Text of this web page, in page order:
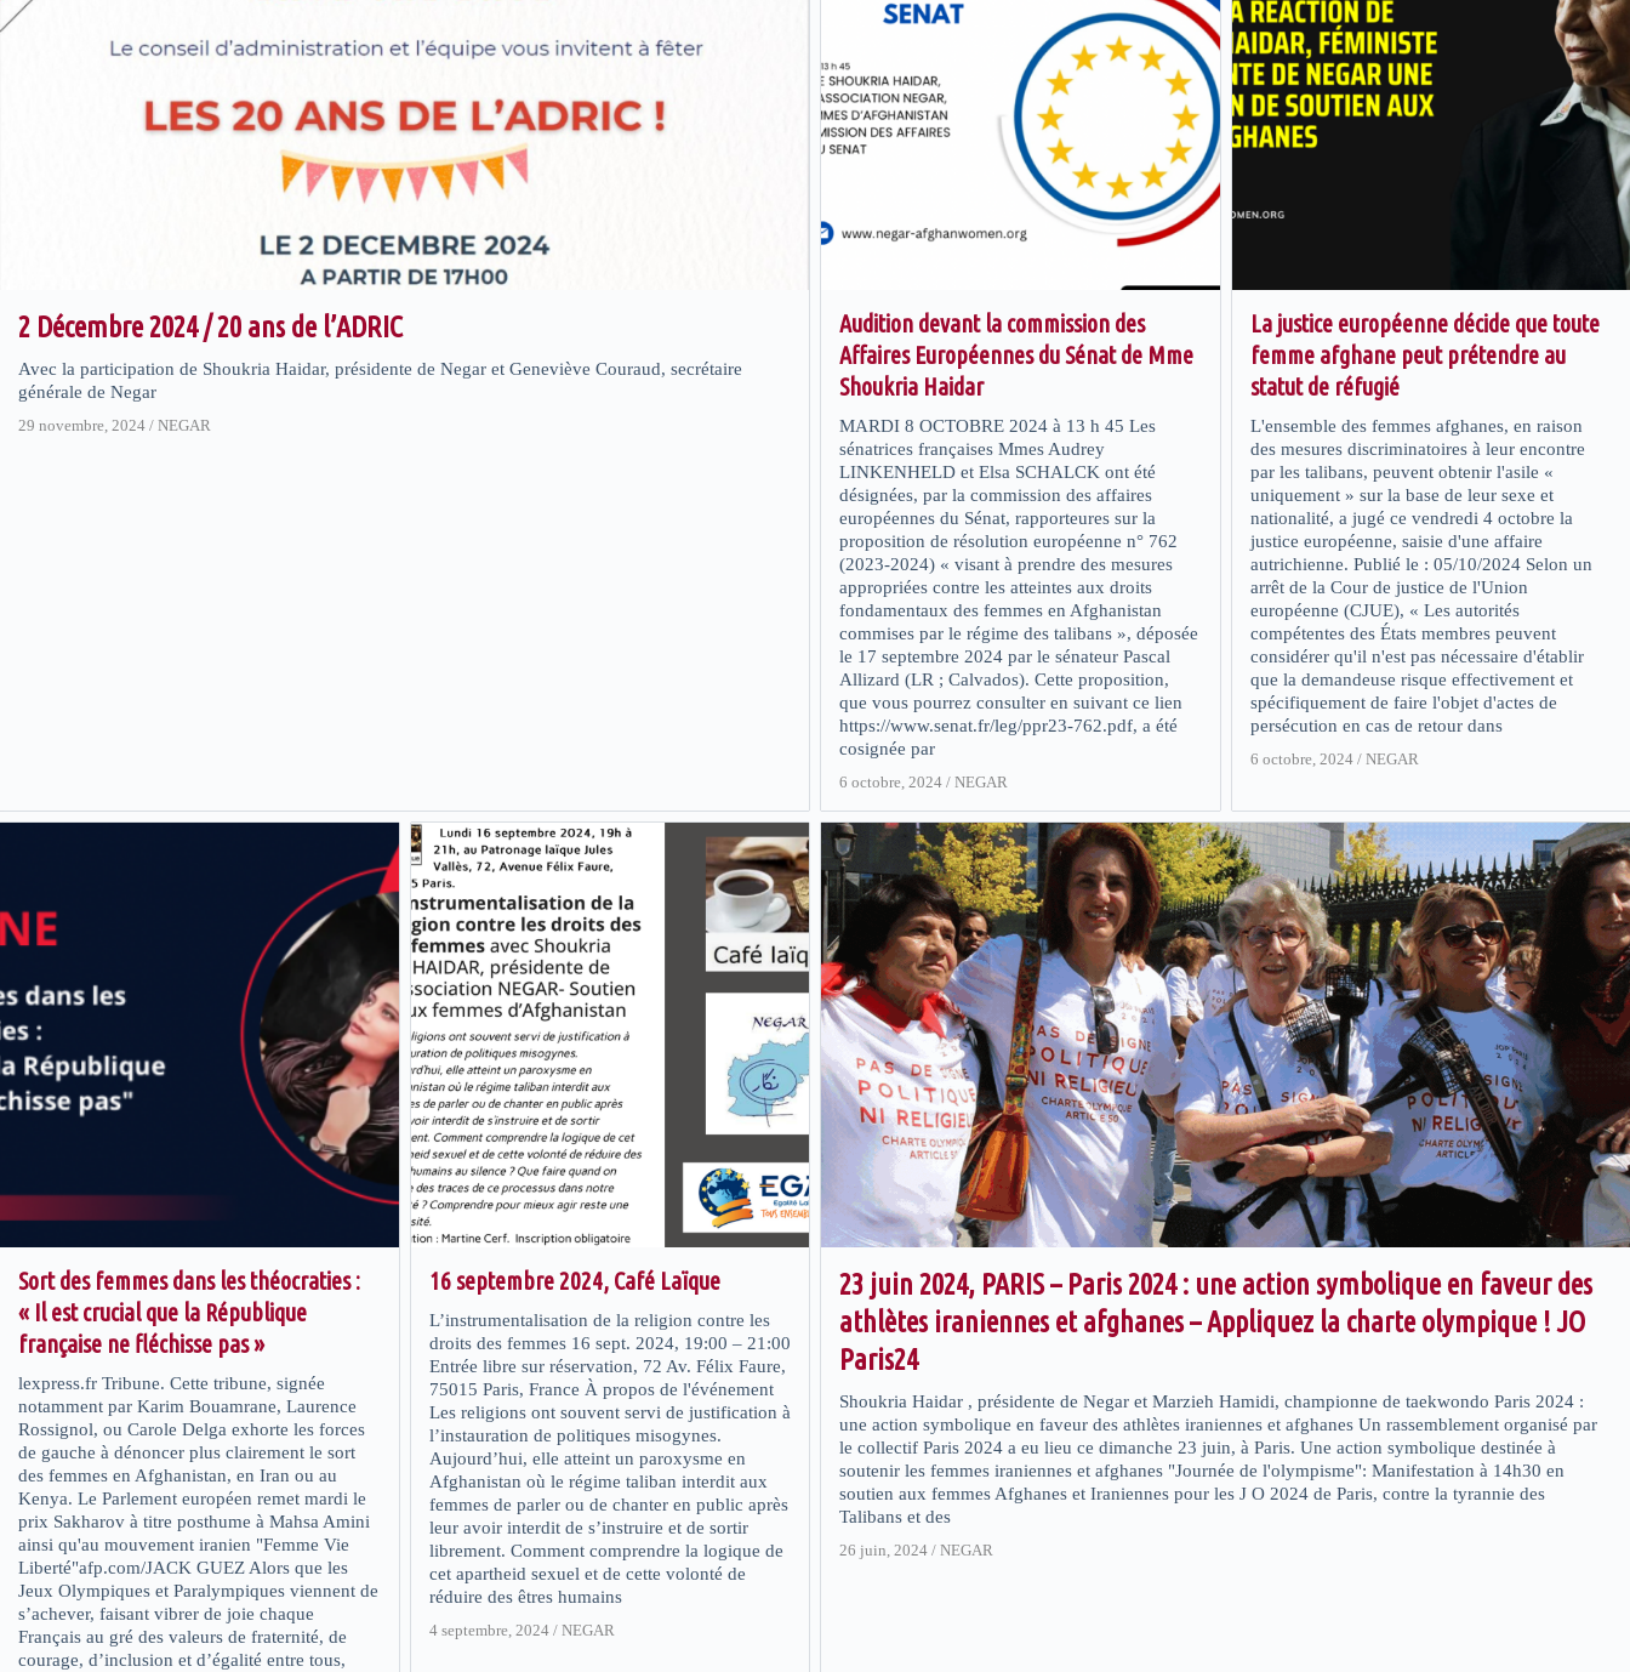
2 Décembre 2024 / 20 ans de l’ADRIC
Avec la participation de Shoukria Haidar, présidente de Negar et Geneviève Couraud, secrétaire
générale de Negar
29 novembre, 2024 / NEGAR
Audition devant la commission des
Affaires Européennes du Sénat de Mme
Shoukria Haidar
MARDI 8 OCTOBRE 2024 à 13 h 45 Les
sénatrices françaises Mmes Audrey
LINKENHELD et Elsa SCHALCK ont été
désignées, par la commission des affaires
européennes du Sénat, rapporteures sur la
proposition de résolution européenne n° 762
(2023-2024) « visant à prendre des mesures
appropriées contre les atteintes aux droits
fondamentaux des femmes en Afghanistan
commises par le régime des talibans », déposée
le 17 septembre 2024 par le sénateur Pascal
Allizard (LR ; Calvados). Cette proposition,
que vous pourrez consulter en suivant ce lien
https://www.senat.fr/leg/ppr23-762.pdf, a été
cosignée par
6 octobre, 2024 / NEGAR
La justice européenne décide que toute
femme afghane peut prétendre au
statut de réfugié
L'ensemble des femmes afghanes, en raison
des mesures discriminatoires à leur encontre
par les talibans, peuvent obtenir l'asile «
uniquement » sur la base de leur sexe et
nationalité, a jugé ce vendredi 4 octobre la
justice européenne, saisie d'une affaire
autrichienne. Publié le : 05/10/2024 Selon un
arrêt de la Cour de justice de l'Union
européenne (CJUE), « Les autorités
compétentes des États membres peuvent
considérer qu'il n'est pas nécessaire d'établir
que la demandeuse risque effectivement et
spécifiquement de faire l'objet d'actes de
persécution en cas de retour dans
6 octobre, 2024/ NEGAR
Sort des femmes dans les théocraties :
« Il est crucial que la République
française ne fléchisse pas »
lexpress.fr Tribune. Cette tribune, signée
notamment par Karim Bouamrane, Laurence
Rossignol, ou Carole Delga exhorte les forces
de gauche à dénoncer plus clairement le sort
des femmes en Afghanistan, en Iran ou au
Kenya. Le Parlement européen remet mardi le
prix Sakharov à titre posthume à Mahsa Amini
ainsi qu'au mouvement iranien "Femme Vie
Liberté"afp.com/JACK GUEZ Alors que les
Jeux Olympiques et Paralympiques viennent de
s’achever, faisant vibrer de joie chaque
Français au gré des valeurs de fraternité, de
courage, d’inclusion et d’égalité entre tous,
16 septembre 2024, Café Laïque
L’instrumentalisation de la religion contre les
droits des femmes 16 sept. 2024, 19:00 – 21:00
Entrée libre sur réservation, 72 Av. Félix Faure,
75015 Paris, France À propos de l'événement
Les religions ont souvent servi de justification à
l’instauration de politiques misogynes.
Aujourd’hui, elle atteint un paroxysme en
Afghanistan où le régime taliban interdit aux
femmes de parler ou de chanter en public après
leur avoir interdit de s’instruire et de sortir
librement. Comment comprendre la logique de
cet apartheid sexuel et de cette volonté de
réduire des êtres humains
4 septembre, 2024/ NEGAR
23 juin 2024, PARIS – Paris 2024 : une action symbolique en faveur des
athlètes iraniennes et afghanes – Appliquez la charte olympique ! JO
Paris24
Shoukria Haidar , présidente de Negar et Marzieh Hamidi, championne de taekwondo Paris 2024 :
une action symbolique en faveur des athlètes iraniennes et afghanes Un rassemblement organisé par
le collectif Paris 2024 a eu lieu ce dimanche 23 juin, à Paris. Une action symbolique destinée à
soutenir les femmes iraniennes et afghanes "Journée de l'olympisme": Manifestation à 14h30 en
soutien aux femmes Afghanes et Iraniennes pour les J O 2024 de Paris, contre la tyrannie des
Talibans et des
26 juin, 2024 / NEGAR